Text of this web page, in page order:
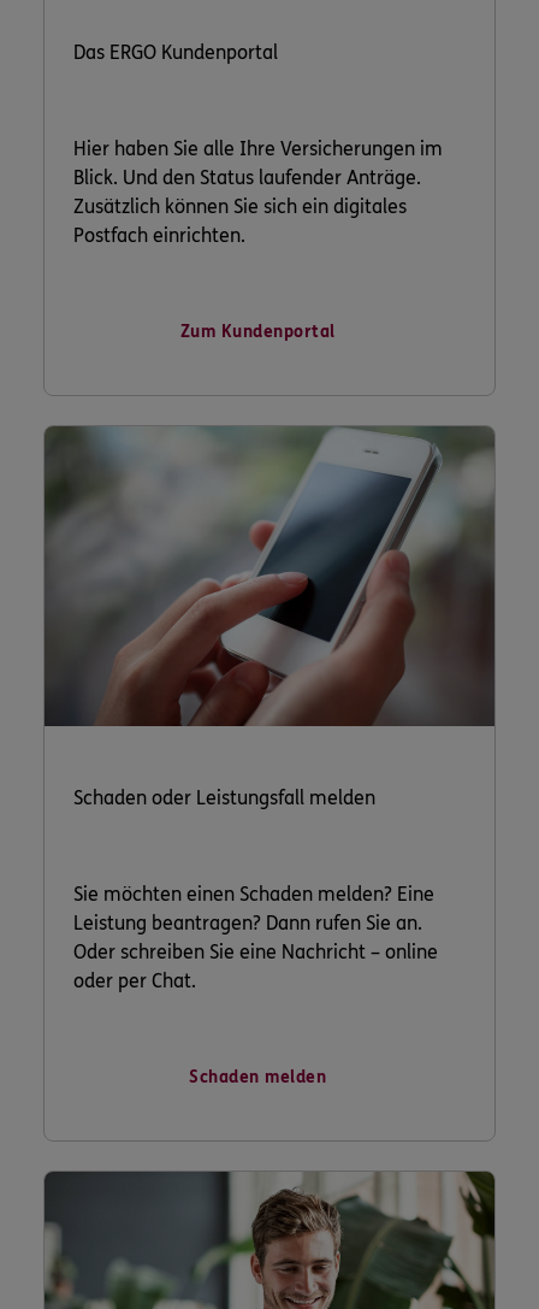
Das ERGO Kundenportal
Hier haben Sie alle Ihre Versicherungen im
Blick. Und den Status laufender Anträge.
Zusätzlich können Sie sich ein digitales
Postfach einrichten.
Zum Kundenportal
Schaden oder Leistungsfall melden
Sie möchten einen Schaden melden? Eine
Leistung beantragen? Dann rufen Sie an.
Oder schreiben Sie eine Nachricht – online
oder per Chat.
Schaden melden